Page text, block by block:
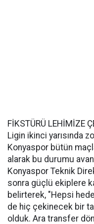
FİKSTÜRÜ LEHİMİZE
Ligin ikinci yarısında
Konyaspor bütün
alarak bu durumu
Konyaspor Teknik
sonra güçlü ekiplere
belirterek, "Hepsi
de hiç çekinecek bir
olduk. Ara transfer